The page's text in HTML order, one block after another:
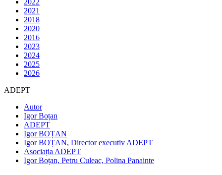
2021
2018
2020
2016
2023
2024
2025
2026
ADEPT
Autor
Igor Boțan
ADEPT
Igor BOȚAN
Igor BOȚAN, Director executiv ADEPT
Asociația ADEPT
Igor Boțan, Petru Culeac, Polina Panainte